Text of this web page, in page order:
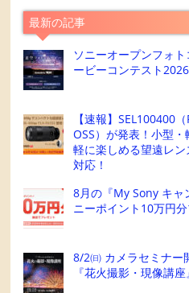
最新の記事
ソニーオープンフォ
ービーコンテスト
【速報】SEL100400
OSS）が発表！小型
軽に楽しめる望遠レ
対応！
8月の『My Sony キャ
ニーポイント10万円分
8/2㈰ カメラセミナー
『花火撮影・現像講座